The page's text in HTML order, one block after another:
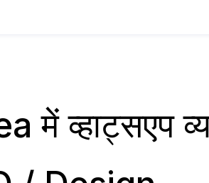
में व्हाट्सएप